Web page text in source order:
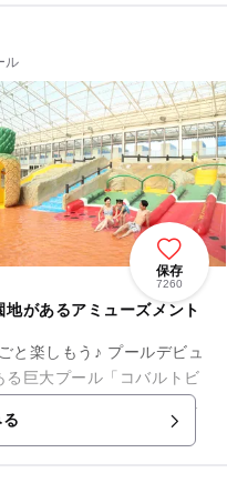
ル
保存
7260
があるアミューズメント
と楽しもう♪ プールデビュ
巨大プール「コバルトビ
な子どもにもぴったり！